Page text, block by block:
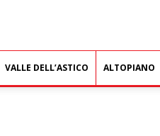
VALLE DELL’ASTICO ALTOPIANO